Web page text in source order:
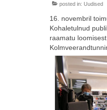
posted in: Uudised
16. novembril
Kohaletulnud
raamatu